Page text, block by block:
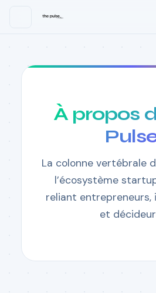
À propos
La colonne vertébrale
l’écosystème
reliant entrepreneurs,
et